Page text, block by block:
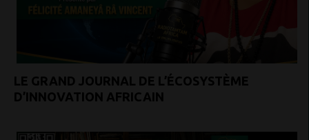
LE GRAND JOURNAL DE L’ÉCOSYSTÈME
D’INNOVATION AFRICAIN